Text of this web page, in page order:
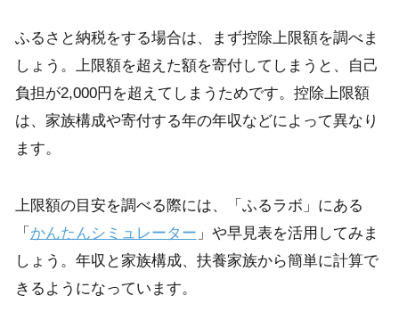
ふるさと納税をする場合は、まず控除上限額を調べま
しょう。上限額を超えた額を寄付してしまうと、自己
負担が2,000円を超えてしまうためです。控除上限額
は、家族構成や寄付する年の年収などによって異なり
ます。
上限額の目安を調べる際には、「ふるラボ」にある
「 かんたんシミュレーター 」や早見表を活用してみま
しょう。年収と家族構成、扶養家族から簡単に計算で
きるようになっています。